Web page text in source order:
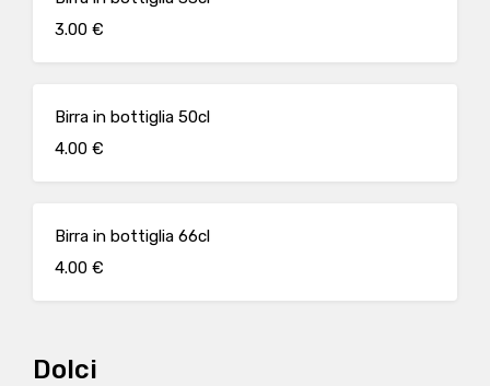
3.00 €
Birra in bottiglia 50cl
4.00 €
Birra in bottiglia 66cl
4.00 €
Dolci